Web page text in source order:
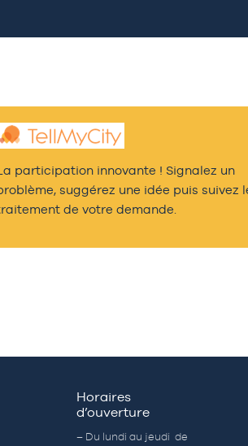
participation innovante ! Signalez un
suggérez une idée puis suivez
de votre demande.
Horaires
d’ouverture
– Du lundi au jeudi de